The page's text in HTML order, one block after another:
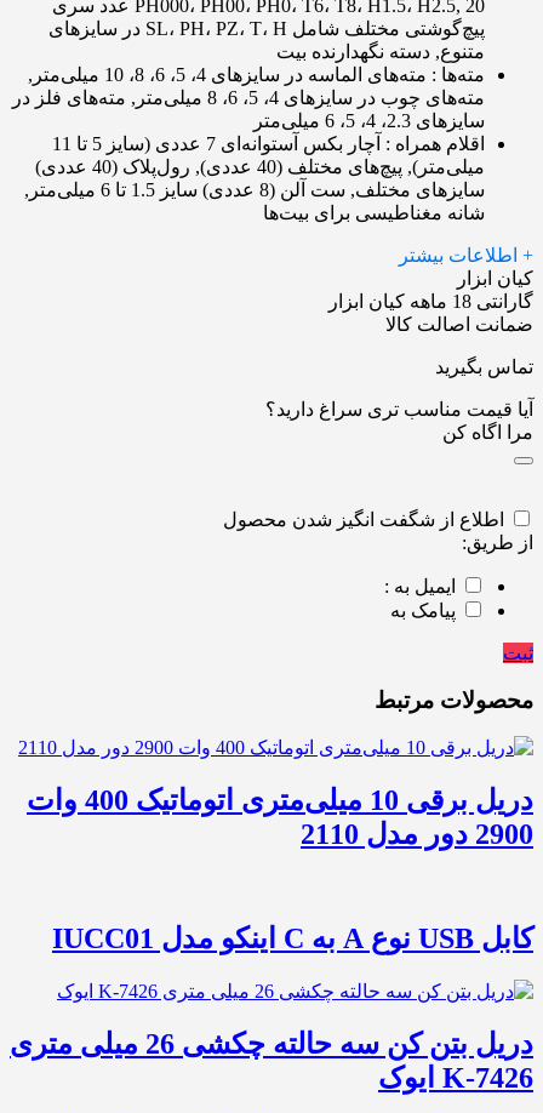
PH000، PH00، PH0، T6، T8، H1.5، H2.5, 20 عدد سری
پیچ‌گوشتی مختلف شامل SL، PH، PZ، T، H در سایزهای
متنوع, دسته نگهدارنده بیت
مته‌ها
: مته‌های الماسه در سایزهای 4، 5، 6، 8، 10 میلی‌متر,
مته‌های چوب در سایزهای 4، 5، 6، 8 میلی‌متر, مته‌های فلز در
سایزهای 2.3، 4، 5، 6 میلی‌متر
اقلام همراه
: آچار بکس آستوانه‌ای 7 عددی (سایز 5 تا 11
میلی‌متر), پیچ‌های مختلف (40 عددی), رول‌پلاک (40 عددی)
سایزهای مختلف, ست آلن (8 عددی) سایز 1.5 تا 6 میلی‌متر,
شانه مغناطیسی برای بیت‌ها
+ اطلاعات بیشتر
کیان ابزار
گارانتی 18 ماهه کیان ابزار
ضمانت اصالت کالا
تماس بگیرید
آیا قیمت مناسب تری سراغ دارید؟
مرا اگاه کن
اطلاع از شگفت انگیز شدن محصول
از طریق:
ایمیل به :
پیامک به
ثبت
محصولات مرتبط
دریل برقی 10 میلی‌متری اتوماتیک 400 وات
2900 دور مدل 2110
کابل USB نوع A به C اینکو مدل IUCC01
دریل بتن کن سه حالته چکشی 26 میلی متری
K-7426 ایوک